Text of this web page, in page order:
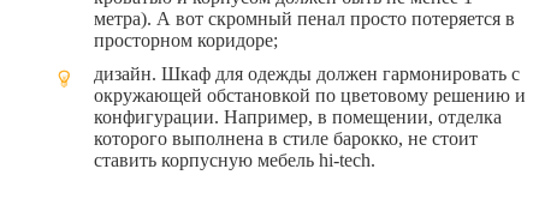
метра). А вот скромный пенал просто потеряется в
просторном коридоре;
дизайн. Шкаф для одежды должен гармонировать с
окружающей обстановкой по цветовому решению и
конфигурации. Например, в помещении, отделка
которого выполнена в стиле барокко, не стоит
ставить корпусную мебель hi-tech.